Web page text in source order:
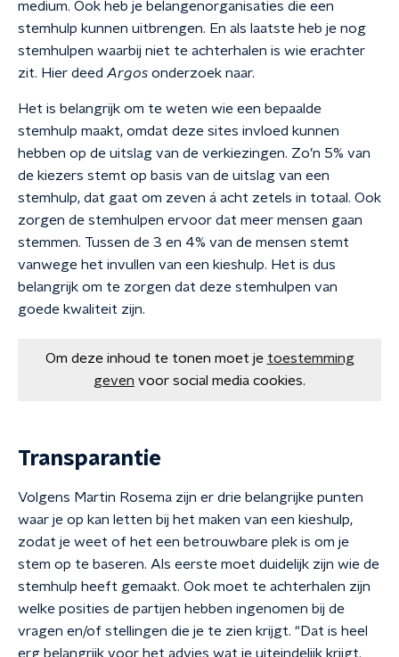
medium. Ook heb je belangenorganisaties die een
stemhulp kunnen uitbrengen. En als laatste heb je nog
stemhulpen waarbij niet te achterhalen is wie erachter
zit. Hier deed Argos onderzoek naar.
Het is belangrijk om te weten wie een bepaalde
stemhulp maakt, omdat deze sites invloed kunnen
hebben op de uitslag van de verkiezingen. Zo’n 5% van
de kiezers stemt op basis van de uitslag van een
stemhulp, dat gaat om zeven á acht zetels in totaal. Ook
zorgen de stemhulpen ervoor dat meer mensen gaan
stemmen. Tussen de 3 en 4% van de mensen stemt
vanwege het invullen van een kieshulp. Het is dus
belangrijk om te zorgen dat deze stemhulpen van
goede kwaliteit zijn.
Om deze inhoud te tonen moet je toestemming
geven voor social media cookies.
Transparantie
Volgens Martin Rosema zijn er drie belangrijke punten
waar je op kan letten bij het maken van een kieshulp,
zodat je weet of het een betrouwbare plek is om je
stem op te baseren. Als eerste moet duidelijk zijn wie de
stemhulp heeft gemaakt. Ook moet te achterhalen zijn
welke posities de partijen hebben ingenomen bij de
vragen en/of stellingen die je te zien krijgt. "Dat is heel
erg belangrijk voor het advies wat je uiteindelijk krijgt.